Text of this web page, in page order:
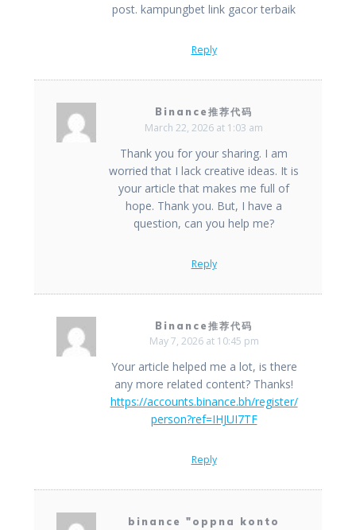
post. kampungbet link gacor terbaik
Reply
Binance推荐代码
March 22, 2026 at 1:03 am
Thank you for your sharing. I am
worried that I lack creative ideas. It is
your article that makes me full of
hope. Thank you. But, I have a
question, can you help me?
Reply
Binance推荐代码
May 7, 2026 at 10:45 pm
Your article helped me a lot, is there
any more related content? Thanks!
https://accounts.binance.bh/register/
person?ref=IHJUI7TF
Reply
binance "oppna konto